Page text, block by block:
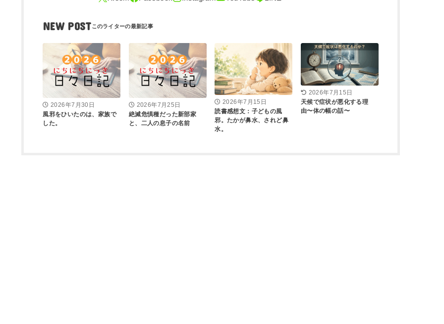
NEW POST
2026年7月30日
風邪をひいたのは、家族で
した。
2026年7月25日
絶滅危惧種だった新部家
と、二人の息子の名前
2026年7月15日
読書感想文：子どもの風
邪。たかが鼻水、されど鼻
水。
2026年7月15日
天候で症状が悪化する理
由〜体の幅の話〜